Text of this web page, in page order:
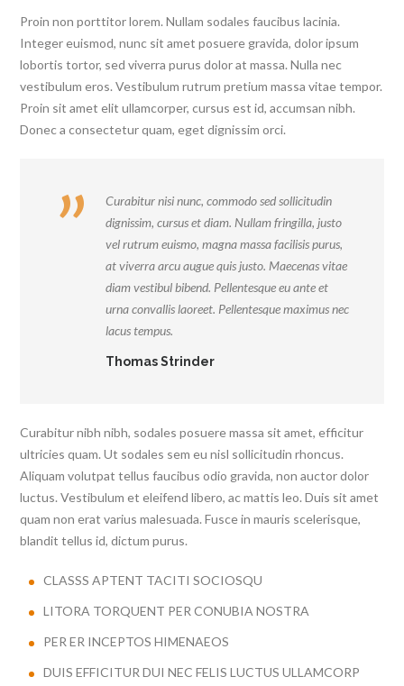
Proin non porttitor lorem. Nullam sodales faucibus lacinia.
Integer euismod, nunc sit amet posuere gravida, dolor ipsum
lobortis tortor, sed viverra purus dolor at massa. Nulla nec
vestibulum eros. Vestibulum rutrum pretium massa vitae tempor.
Proin sit amet elit ullamcorper, cursus est id, accumsan nibh.
Donec a consectetur quam, eget dignissim orci.
Curabitur nisi nunc, commodo sed sollicitudin
dignissim, cursus et diam. Nullam fringilla, justo
vel rutrum euismo, magna massa facilisis purus,
at viverra arcu augue quis justo. Maecenas vitae
diam vestibul bibend. Pellentesque eu ante et
urna convallis laoreet. Pellentesque maximus nec
lacus tempus.
Thomas Strinder
Curabitur nibh nibh, sodales posuere massa sit amet, efficitur
ultricies quam. Ut sodales sem eu nisl sollicitudin rhoncus.
Aliquam volutpat tellus faucibus odio gravida, non auctor dolor
luctus. Vestibulum et eleifend libero, ac mattis leo. Duis sit amet
quam non erat varius malesuada. Fusce in mauris scelerisque,
blandit tellus id, dictum purus.
CLASSS APTENT TACITI SOCIOSQU
LITORA TORQUENT PER CONUBIA NOSTRA
PER ER INCEPTOS HIMENAEOS
DUIS EFFICITUR DUI NEC FELIS LUCTUS ULLAMCORP